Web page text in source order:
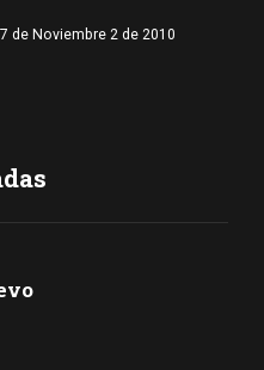
de Noviembre 2 de 2010